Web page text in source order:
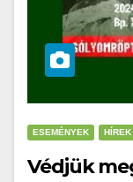
ESEMÉNYEK HÍREK
Védjük